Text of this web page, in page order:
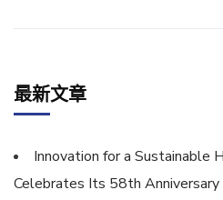
最新文章
Innovation for a Sustainable
Celebrates Its 58th Anniversary